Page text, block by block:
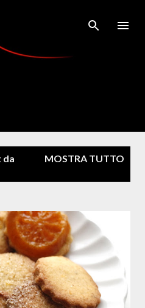
da
MOSTRA TUTTO